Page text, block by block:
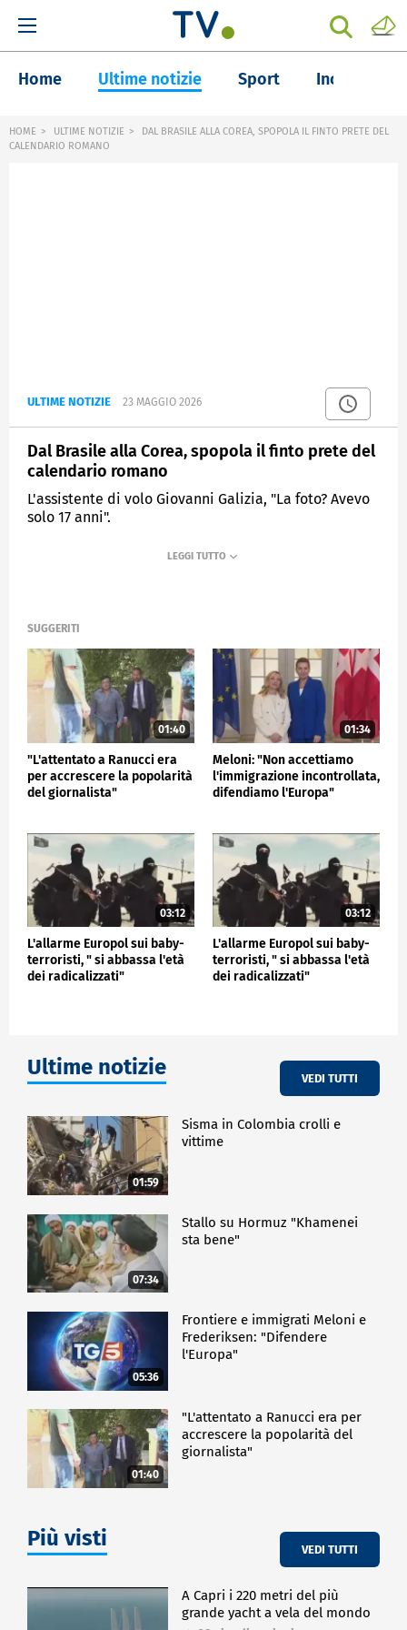
Home Ultime notizie Sport Inchieste
HOME ULTIME NOTIZIE
DAL BRASILE ALLA COREA, SPOPOLA IL FINTO PRETE DEL
CALENDARIO ROMANO
ULTIME NOTIZIE 23 MAGGIO 2026
Dal Brasile alla Corea, spopola il finto prete del
calendario romano
L'assistente di volo Giovanni Galizia, "La foto? Avevo
solo 17 anni".
SUGGERITI
01:40
"L'attentato a Ranucci era
per accrescere la popolarità
del giornalista"
01:34
Meloni: "Non accettiamo
l'immigrazione incontrollata,
difendiamo l'Europa"
03:12
L'allarme Europol sui baby-
terroristi, " si abbassa l'età
dei radicalizzati"
03:12
L'allarme Europol sui baby-
terroristi, " si abbassa l'età
dei radicalizzati"
Ultime notizie VEDI TUTTI
01:59
Sisma in Colombia crolli e
vittime
07:34
Stallo su Hormuz "Khamenei
sta bene"
05:36
Frontiere e immigrati Meloni e
Frederiksen: "Difendere
l'Europa"
01:40
"L'attentato a Ranucci era per
accrescere la popolarità del
giornalista"
Più visti VEDI TUTTI
A Capri i 220 metri del più
grande yacht a vela del mondo